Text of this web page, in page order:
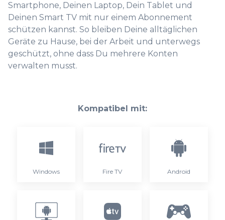
Smartphone, Deinen Laptop, Dein Tablet und
Deinen Smart TV mit nur einem Abonnement
schützen kannst. So bleiben Deine alltäglichen
Geräte zu Hause, bei der Arbeit und unterwegs
geschützt, ohne dass Du mehrere Konten
verwalten musst.
Kompatibel mit:
Windows Fire TV Android